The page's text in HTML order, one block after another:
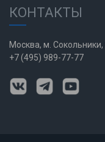
КОНТАКТЫ
Москва, м.
+7 (495) 989-77-77